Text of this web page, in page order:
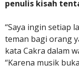
penulis kisah
“Saya ingin setiap
teman bagi orang
kata Cakra dalam
“Karena musik